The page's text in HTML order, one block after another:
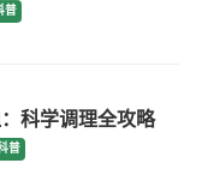
普
科学调理全攻略
普